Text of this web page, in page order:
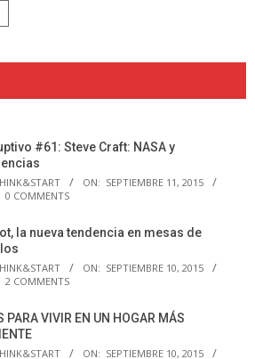
#61: Steve Craft: NASA y
ON: SEPTIEMBRE 11, 2015
0 COMMENTS
la nueva tendencia en mesas de
ON: SEPTIEMBRE 10, 2015
2 COMMENTS
PARA VIVIR EN UN HOGAR MÁS
ON: SEPTIEMBRE 10, 2015